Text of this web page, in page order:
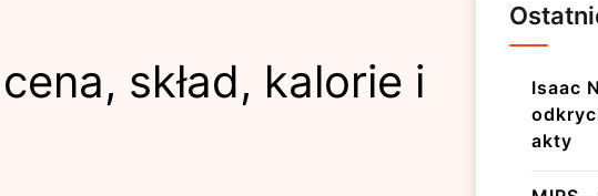
skład, kalorie i
Isaac
akty